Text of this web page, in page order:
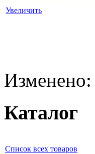
Увеличить
Изменено:
Каталог
Список всех товаров